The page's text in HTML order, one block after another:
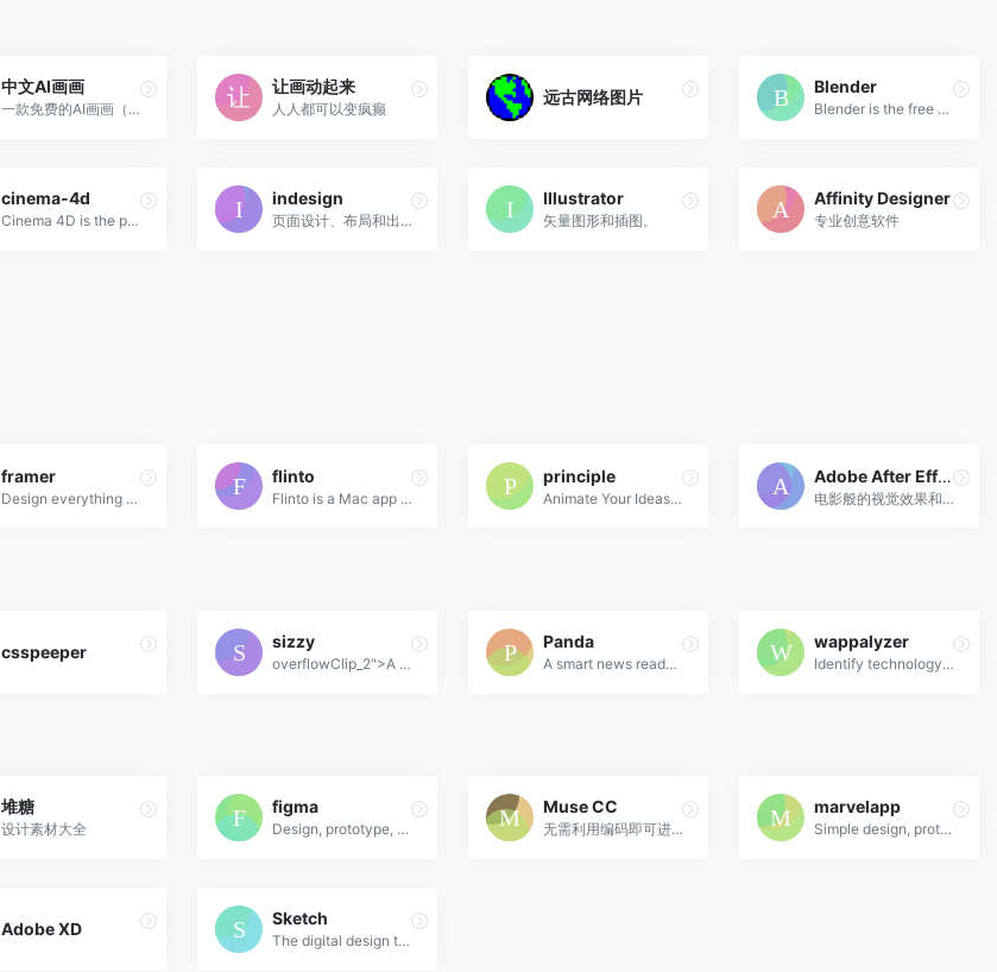
中文AI画画
一款免费的AI画画（可以输入...
让画动起来
人人都可以变疯癫
远古网络图片
Blender
Blender is the free and open source 3D creation suite.
cinema-4d
Cinema 4D is the perfect package for all 3D artists who want to achieve breathtaking results fast and hassle-free.
indesign
页面设计、布局和出版。
Illustrator
矢量图形和插图。
Affinity Designer
专业创意软件
framer
Design everything from detailed icons to high-fidelity interactions—all in one place.
flinto
Flinto is a Mac app used by top designers around the world to create interactive and animated prototypes of their app designs.
principle
Animate Your Ideas, Design Better Apps
Adobe After Effects CC
电影般的视觉效果和动态图形。
csspeeper
sizzy
overflowClip_2">A tool for developing responsive websites crazy-fast
Panda
A smart news reader built for productivity.
wappalyzer
Identify technology on websites
堆糖
设计素材大全
figma
Design, prototype, and gather feedback all in one place with Figma.
Muse CC
无需利用编码即可进行网站设计。
marvelapp
Simple design, prototyping and collaboration
Adobe XD
Sketch
The digital design toolkit